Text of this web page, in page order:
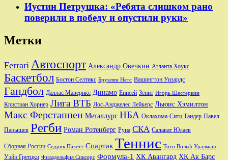
Иустин Петрушка: «Ребята слишком рано
поверили в победу и опустили руки»
Метки
Ferrari Автоспорт Александр Овечкин Атланта Хоукс
Баскетбол Бостон Селтикс Бруклин Нетс Вашингтон Уизардс
Гандбол Даллас Маверикс Динамо Енисей Зенит Игорь Шестеркин
Кристиан Хорнер Лига ВТБ Лос-Анджелес Лейкерс Льюис Хэмилтон
Макс Ферстаппен Металлург НБА Оклахома-Сити Тандер Павел
Панышев Регби Роман Ротенберг Руна СКА Салават Юлаев
Сборная России Седрик Пакетт Спартак Теннис Тото Вольф Уралмаш
Уэйн Гретцки Филадельфия Сиксерс Формула-1 ХК Авангард ХК Ак Барс